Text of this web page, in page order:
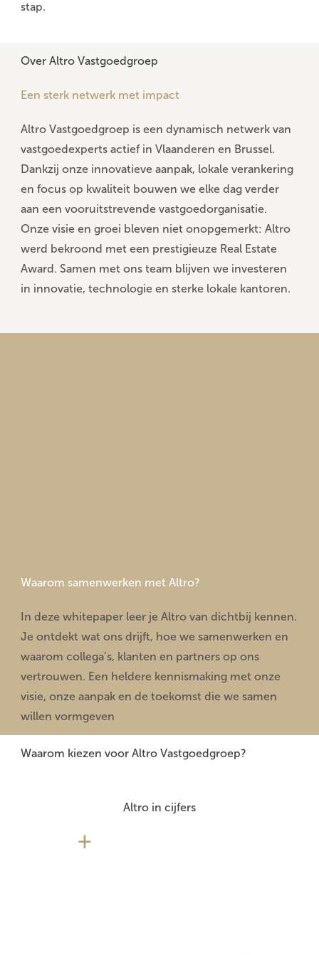
stap.
Over Altro Vastgoedgroep
Een sterk netwerk met impact
Altro Vastgoedgroep is een dynamisch netwerk van
vastgoedexperts actief in Vlaanderen en Brussel.
Dankzij onze innovatieve aanpak, lokale verankering
en focus op kwaliteit bouwen we elke dag verder
aan een vooruitstrevende vastgoedorganisatie.
Onze visie en groei bleven niet onopgemerkt: Altro
werd bekroond met een prestigieuze Real Estate
Award . Samen met ons team blijven we investeren
in innovatie, technologie en sterke lokale kantoren.
Waarom samenwerken met Altro?
In deze whitepaper leer je Altro van dichtbij kennen.
Je ontdekt wat ons drijft, hoe we samenwerken en
waarom collega’s, klanten en partners op ons
vertrouwen. Een heldere kennismaking met onze
visie, onze aanpak en de toekomst die we samen
willen vormgeven
Waarom kiezen voor Altro Vastgoedgroep?
Altro in cijfers
+